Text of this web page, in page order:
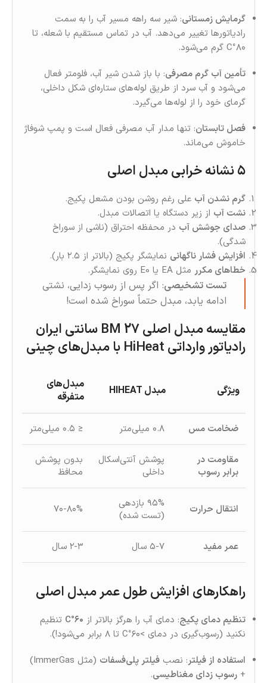
گرمایش زمستانی: شیر سه‌ راهه مسیر آب را به سمت
رادیاتورها تغییر می‌دهد. آب در تماس مستقیم با شعله، تا
۸۰°C گرم می‌شود.
تأمین آب گرم مصرفی: با باز شدن شیر آب، فلومتر فعال
می‌شود و آب سرد از طریق لوله‌های ستاره‌ای شکل داخلی،
گرمای خود را از لوله‌ها می‌گیرد.
فصل تابستان: تنها مدار آب مصرفی فعال است و پمپ شوفاژ
خاموش می‌ماند.
۵ نشانه خرابی مبدل اصلی
گرم نشدن آب علی‌ رغم روشن بودن مشعل پکیج.
نشت آب از زیر دستگاه یا اتصالات مبدل.
صدای جوشش آب در محفظه احتراق (ناشی از سوراخ
شدگی).
افزایش فشار ناگهانی نمایشگر پکیج (بالاتر از ۲.۵ بار).
خطاهای مکرر مثل EA یا E0 روی نمایشگر.
تست تشخیصی: اگر پس از رسوب‌ زدایی، نشتی
ادامه یابد، مبدل حتماً سوراخ شده است!
مقایسه مبدل اصلی BM 27 سانتی ایران
رادیاتور وارداتی HiHeat با مبدل‌های چینی
ویژگی مبدل HIHEAT
مبدل‌های
متفرقه
ضخامت مس ۰.۸ میلی‌متر ≤ ۰.۵ میلی‌متر
مقاومت در
برابر رسوب
پوشش آنتی‌اسکال
داخلی
بدون پوشش
محافظ
انتقال حرارت
۹۵% بازدهی
(تست‌ شده)
۷۰-۸۰%
عمر مفید ۵-۷ سال ۲-۳ سال
راهکارهای افزایش طول عمر مبدل اصلی
تنظیم دمای پکیج: دمای آب را هرگز بالاتر از ۶۰°C
تنظیم
نکنید (رسوب‌گیری در دمای >۶۰°C تا ۸ برابر می‌شود!).
استفاده از فیلتر: نصب فیلتر پلی‌فسفات
(مثل ImmerGas)
+ رسوب‌ زدای مغناطیسی.